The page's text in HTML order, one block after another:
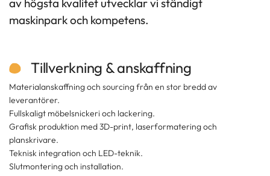
maskinpark och kompetens.
Tillverkning & anskaffning
Materialanskaffning och sourcing från en stor bredd av
leverantörer.
Fullskaligt möbelsnickeri och lackering.
Grafisk produktion med 3D-print, laserformatering och
planskrivare.
Teknisk integration och LED-teknik.
Slutmontering och installation.